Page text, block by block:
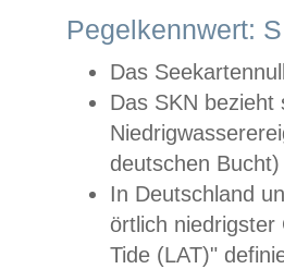
Pegelkennwert:
Das
Das SKN
deutschen
In Deutschland
örtlich
Tide (LAT)"